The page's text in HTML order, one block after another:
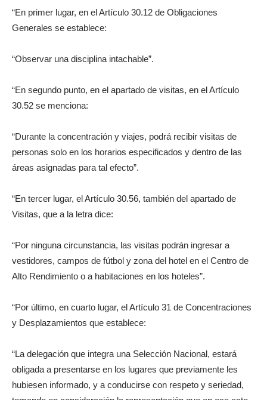
“En primer lugar, en el Artículo 30.12 de Obligaciones
Generales se establece:
“Observar una disciplina intachable”.
“En segundo punto, en el apartado de visitas, en el Artículo
30.52 se menciona:
“Durante la concentración y viajes, podrá recibir visitas de
personas solo en los horarios especificados y dentro de las
áreas asignadas para tal efecto”.
“En tercer lugar, el Artículo 30.56, también del apartado de
Visitas, que a la letra dice:
“Por ninguna circunstancia, las visitas podrán ingresar a
vestidores, campos de fútbol y zona del hotel en el Centro de
Alto Rendimiento o a habitaciones en los hoteles”.
“Por último, en cuarto lugar, el Artículo 31 de Concentraciones
y Desplazamientos que establece:
“La delegación que integra una Selección Nacional, estará
obligada a presentarse en los lugares que previamente les
hubiesen informado, y a conducirse con respeto y seriedad,